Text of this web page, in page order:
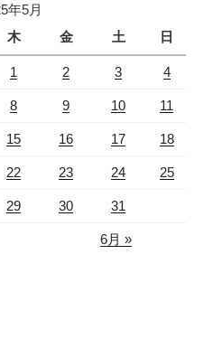
年5月
木 金 土 日
1 2 3 4
8 9 10 11
15 16 17 18
22 23 24 25
29 30 31
6月 »